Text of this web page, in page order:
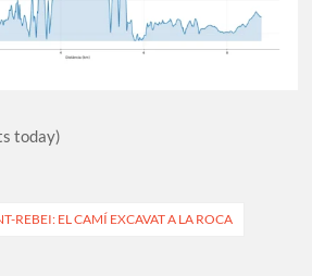
today)
REBEI: EL CAMÍ EXCAVAT A LA ROCA